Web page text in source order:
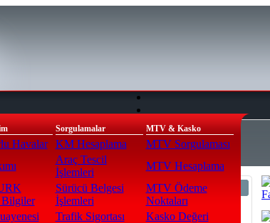
Sorgulamalar MTV & Kasko
Havalar KM Hesaplama
MTV Sorgulaması
Araç Tescil
İşlemleri
MTV Hesaplama
Sürücü Belgesi
İşlemleri
MTV Ödeme
Noktaları
Trafik Sigortası
Kasko Değeri
Oy Ver
Currently 4/5